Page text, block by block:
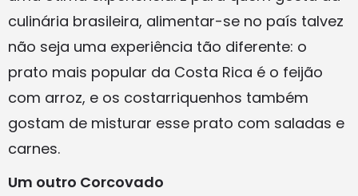
culinária brasileira, alimentar-se no país talvez
não seja uma experiência tão diferente: o
prato mais popular da Costa Rica é o feijão
com arroz, e os costarriquenhos também
gostam de misturar esse prato com saladas e
carnes.
Um outro Corcovado